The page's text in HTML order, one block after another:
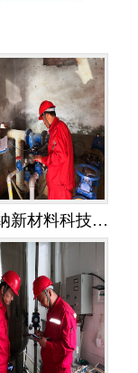
淄博赛纳新材料科技有限公司——水平衡测试